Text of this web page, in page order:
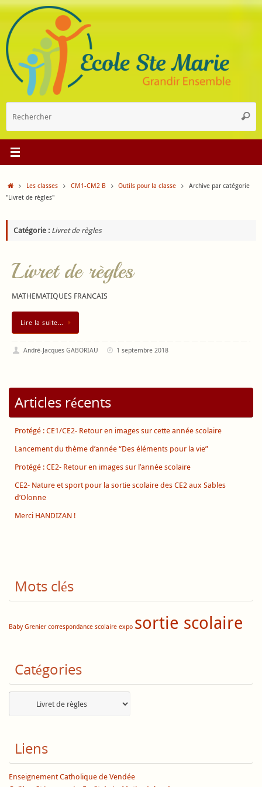
Passer
contenu
:
AccueilLes classes CM1-CM2 B Outils pour la classe
Archive par catégorie
"Livret de règles"
Catégorie : Livret de règles
Livret de règles
MATHEMATIQUES FRANCAIS
Lire la suite…
André-Jacques GABORIAU 1 septembre 2018
Articles récents
Protégé : CE1/CE2- Retour en images sur cette année scolaire
Lancement du thème d’année “Des éléments pour la vie”
Protégé : CE2- Retour en images sur l’année scolaire
CE2- Nature et sport pour la sortie scolaire des CE2 aux Sables
d’Olonne
Merci HANDIZAN !
Mots clés
Baby Grenier correspondance scolaire expo sortie scolaire
Catégories
Liens
Enseignement Catholique de Vendée